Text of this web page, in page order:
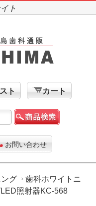
ト
ト カート
お問い合わせ
グ
歯科ホワイトニ
照射器KC-568